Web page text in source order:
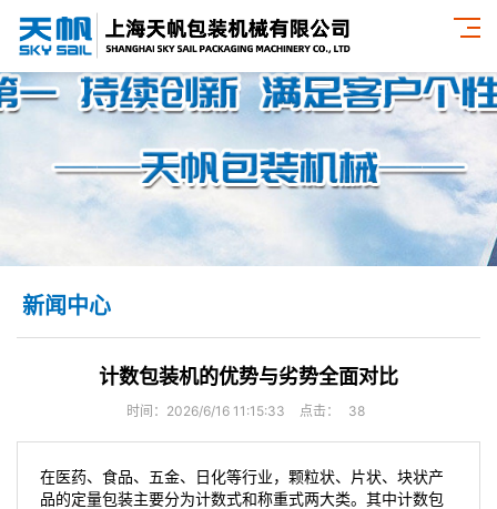
新闻中心
计数包装机的优势与劣势全面对比
时间：2026/6/16 11:15:33 点击： 38
在医药、食品、五金、日化等行业，颗粒状、片状、块状产
品的定量包装主要分为计数式和称重式两大类。其中计数包